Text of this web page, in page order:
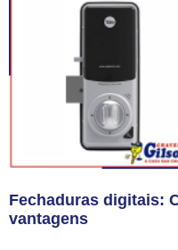
Fechaduras digitais:
vantagens